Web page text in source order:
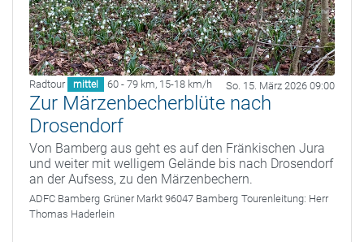
Radtour mittel 60 - 79 km, 15-18 km/h So. 15. März 2026 09:00
Zur Märzenbecherblüte nach
Drosendorf
Von Bamberg aus geht es auf den Fränkischen Jura
und weiter mit welligem Gelände bis nach Drosendorf
an der Aufsess, zu den Märzenbechern.
ADFC Bamberg Grüner Markt 96047 Bamberg Tourenleitung: Herr
Thomas Haderlein